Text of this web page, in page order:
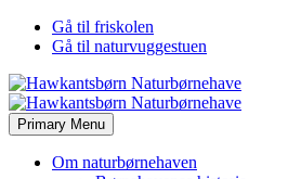
Gå til friskolen
Gå til naturvuggestuen
Primary Menu
Om naturbørnehaven